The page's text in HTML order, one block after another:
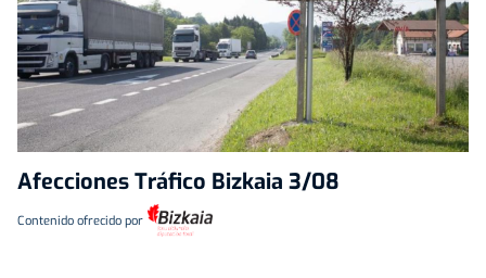
Afecciones Tráfico Bizkaia 3/08
Contenido ofrecido por